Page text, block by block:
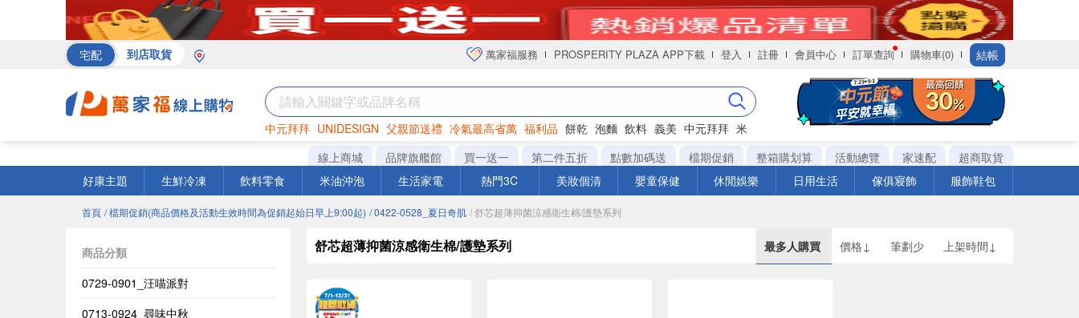
宅配 到店取貨 萬家福服務 PROSPERITY PLAZA APP下載 登入 註冊 會員中心 訂單查詢 購物車(0) 結帳
中元拜拜 UNIDESIGN 父親節送禮 冷氣最高省萬 福利品 餅乾 泡麵 飲料 義美 中元拜拜 米
海苔 巧克力 衛生紙
線上商城 品牌旗艦館 買一送一 第二件五折 點數加碼送 檔期促銷 整箱購划算 活動總覽 家速配
超商取貨
好康主題
生鮮冷凍 飲料零食 米油沖泡 生活家電 熱門3C 美妝個清 嬰童保健 休閒娛樂 日用生活 傢俱寢飾 服飾鞋包
首頁 / 檔期促銷(商品價格及活動生效時間為促銷起始日早上9:00起) / 0422-0528_夏日奇肌 / 舒芯超薄抑菌涼感衛生棉/護墊系列
商品分類
0729-0901_汪喵派對
0713-0924_尋味中秋
舒芯超薄抑菌涼感衛生棉/護墊系列 最多人購買 價格↓ 筆劃少 上架時間↓